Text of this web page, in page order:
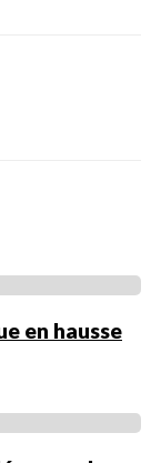
en hausse